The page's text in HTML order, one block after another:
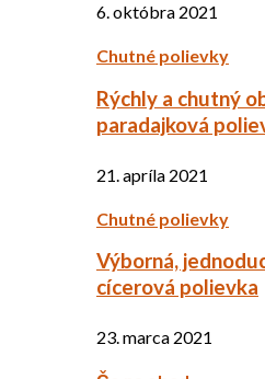
6. októbra 2021
Chutné polievky
Rýchly a chutný
paradajková
21. apríla 2021
Chutné polievky
Výborná,
cícerová polievka
23. marca 2021